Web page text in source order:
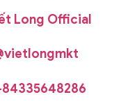
Long Official